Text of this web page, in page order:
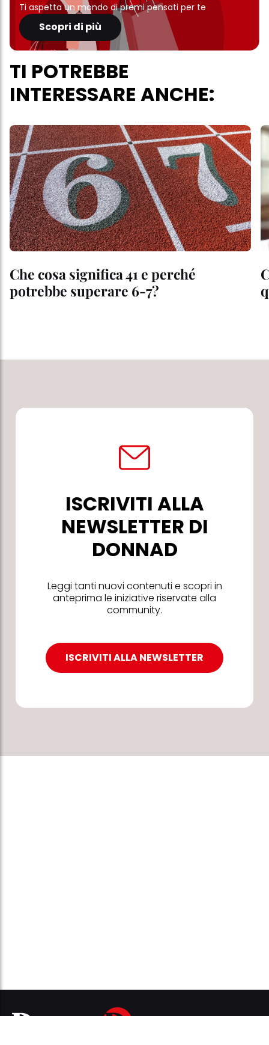
Ti aspetta un mondo di premi pensati per te
Scopri di più
TI POTREBBE
INTERESSARE ANCHE:
Che cosa significa 41 e perché
potrebbe superare 6-7?
ISCRIVITI ALLA
NEWSLETTER DI
DONNAD
Leggi tanti nuovi contenuti e scopri in
anteprima le iniziative riservate alla
community.
ISCRIVITI ALLA NEWSLETTER